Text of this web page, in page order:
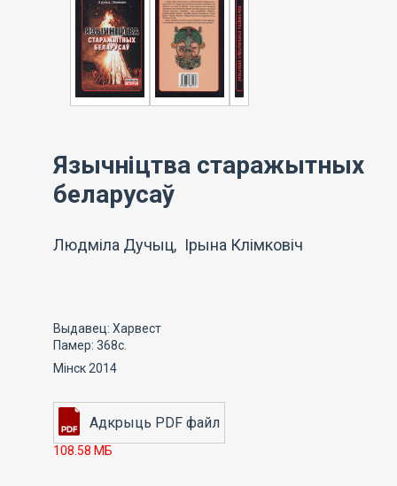
Язычніцтва старажытных
беларусаў
Людміла Дучыц, Ірына Клімковіч
Выдавец: Харвест
Памер: 368с.
Мінск 2014
108.58 МБ